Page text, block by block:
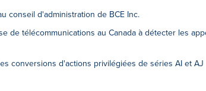
conseil d'administration de BCE Inc.
de télécommunications au Canada à détecter les
conversions d'actions privilégiées de séries AI et AJ